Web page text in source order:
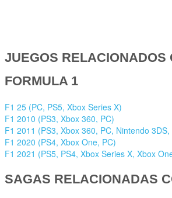
JUEGOS RELACIONADOS
FORMULA 1
F1 25 (PC, PS5, Xbox Series X)
F1 2010 (PS3, Xbox 360, PC)
F1 2011 (PS3, Xbox 360, PC, Nintendo 3DS,
F1 2020 (PS4, Xbox One, PC)
F1 2021 (PS5, PS4, Xbox Series X, Xbox
SAGAS RELACIONADAS